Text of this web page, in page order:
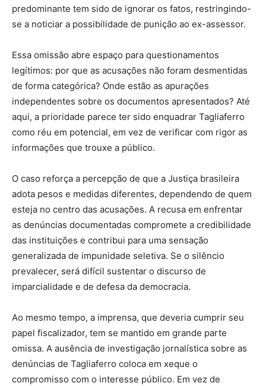
predominante tem sido de ignorar os fatos, restringindo-
se a noticiar a possibilidade de punição ao ex-assessor.
Essa omissão abre espaço para questionamentos
legítimos: por que as acusações não foram desmentidas
de forma categórica? Onde estão as apurações
independentes sobre os documentos apresentados? Até
aqui, a prioridade parece ter sido enquadrar Tagliaferro
como réu em potencial, em vez de verificar com rigor as
informações que trouxe a público.
O caso reforça a percepção de que a Justiça brasileira
adota pesos e medidas diferentes, dependendo de quem
esteja no centro das acusações. A recusa em enfrentar
as denúncias documentadas compromete a credibilidade
das instituições e contribui para uma sensação
generalizada de impunidade seletiva. Se o silêncio
prevalecer, será difícil sustentar o discurso de
imparcialidade e de defesa da democracia.
Ao mesmo tempo, a imprensa, que deveria cumprir seu
papel fiscalizador, tem se mantido em grande parte
omissa. A ausência de investigação jornalística sobre as
denúncias de Tagliaferro coloca em xeque o
compromisso com o interesse público. Em vez de